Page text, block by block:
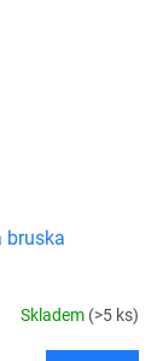
bruska
Skladem (>5 ks)